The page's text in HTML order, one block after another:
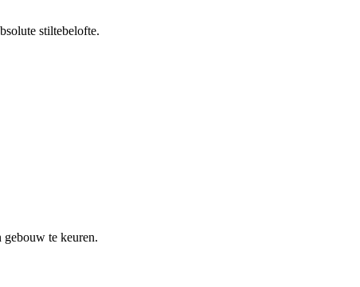
stiltebelofte.
gebouw te keuren.